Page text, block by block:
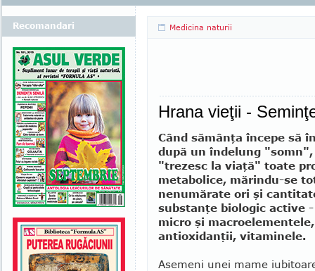
Medicina naturii
Hrana vieţii -
Când sămânţa începe să
după un îndelung "somn",
"trezesc la via­ţă" toate
metabolice, mărindu-se
nenumărate ori şi
substanţe biologic active
micro şi macroelemen­tele,
antioxidanţii, vitaminele.
Asemeni unei mame
Recomandari